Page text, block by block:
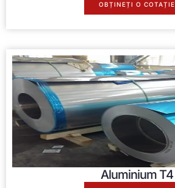
OBȚINEȚI O COTAȚIE
Aluminium T4